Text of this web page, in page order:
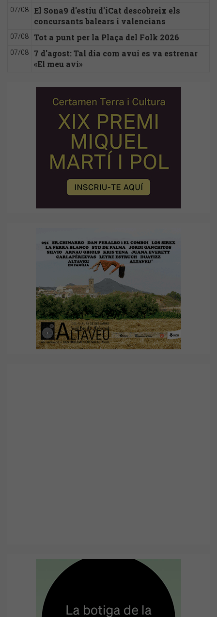
07/08
El Sona9 d'estiu d'iCat descobreix els
concursants balears i valencians
07/08 Tot a punt per la Plaça del Folk 2026
07/08
7 d'agost: Tal dia com avui es va estrenar
«El meu avi»